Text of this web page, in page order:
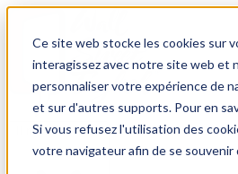
Ce site web stocke les cookies sur
interagissez avec notre site web et
personnaliser votre expérience de
et sur d'autres supports. Pour en
Si vous refusez l'utilisation des
votre navigateur afin de se
Il nostro metodo